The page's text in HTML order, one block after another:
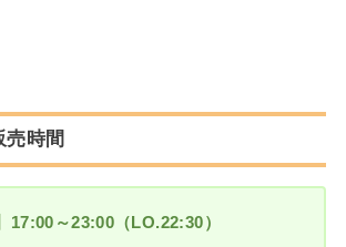
売時間
17:00～23:00（LO.22:30）